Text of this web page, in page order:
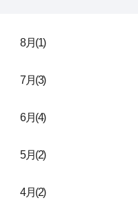
8月(1)
7月(3)
6月(4)
5月(2)
4月(2)